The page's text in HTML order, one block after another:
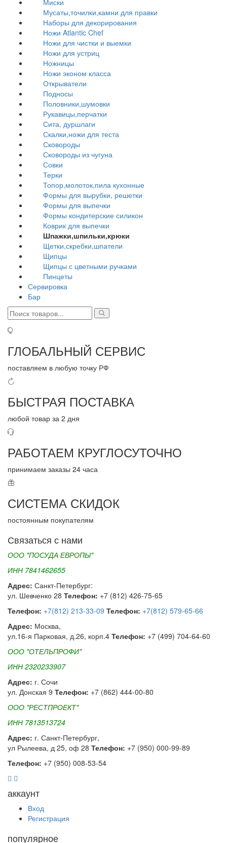
Миски
Мусаты,точилки,камни для правки
Наборы для декорирования
Ножи Atlantic Chef
Ножи для чистки и выемки
Ножи для устриц
Ножницы
Ножи эконом класса
Открыватели
Подносы
Половники,шумовки
Рукавицы,перчатки
Сита, дуршлаги
Скалки,ножи для теста
Сковороды
Сковороды из чугуна
Совки
Терки
Топор,молоток,пила кухонные
Формы для вырубки, решетки
Формы для выпечки
Формы кондитерские силикон
Коврик для выпечки
Шпажки,шпильки,крюки
Щетки,скребки,шпатели
Щипцы
Щипцы с цветными ручками
Пинцеты
Сервировка
Бар
ГЛОБАЛЬНЫЙ СЕРВИС
поставляем в любую точку РФ
БЫСТРАЯ ПОСТАВКА
любой товар за 2 дня
РАБОТАЕМ КРУГЛОСУТОЧНО
принимаем заказы 24 часа
СИСТЕМА СКИДОК
постоянным покупателям
Связаться с нами
ООО "ПОСУДА ЕВРОПЫ"
ИНН 7841462655
Адрес: Санкт-Петербург:
ул. Шевченко 28 Телефон: +7 (812) 426-75-65
Телефон: +7(812) 213-33-09 Телефон: +7(812) 579-65-66
Адрес: Москва,
ул.16-я Парковая, д.26, корп.4 Телефон: +7 (499) 704-64-60
ООО "ОТЕЛЬПРОФИ"
ИНН 2320233907
Адрес: г. Сочи
ул. Донская 9 Телефон: +7 (862) 444-00-80
ООО "РЕСТПРОЕКТ"
ИНН 7813513724
Адрес: г. Санкт-Петербург,
ул Рылеева, д 25, оф 28 Телефон: +7 (950) 000-99-89
Телефон: +7 (950) 008-53-54
аккаунт
Вход
Регистрация
популярное